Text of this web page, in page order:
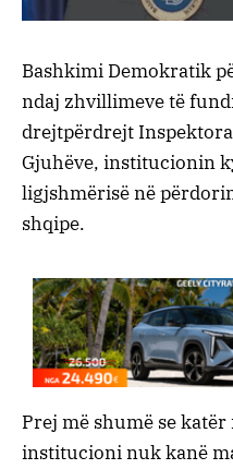
Bashkimi Demokratik
ndaj zhvillimeve të
drejtpërdrejt
Gjuhëve, institucionin
ligjshmërisë në
shqipe.
Prej më shumë se
institucioni nuk kanë